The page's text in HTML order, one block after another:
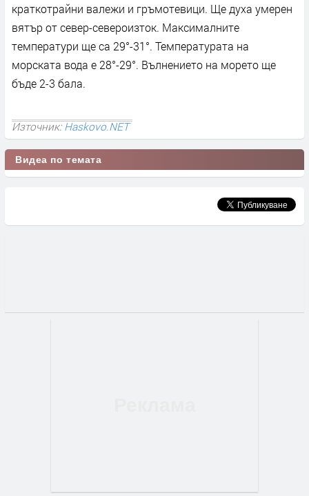
краткотрайни валежи и гръмотевици. Ще духа умерен
вятър от север-североизток. Максималните
температури ще са 29°-31°. Температурата на
морската вода е 28°-29°. Вълнението на морето ще
бъде 2-3 бала.
Източник:Haskovo.NET
Видеа по темата